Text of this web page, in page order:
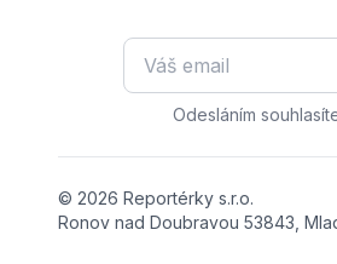
Odesláním
© 2026 Reportérky s.r.o.
Ronov nad Doubravou 53843,